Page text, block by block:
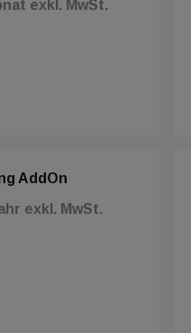
exkl. MwSt.
AddOn
exkl. MwSt.